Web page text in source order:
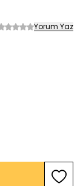
Yorum Yaz